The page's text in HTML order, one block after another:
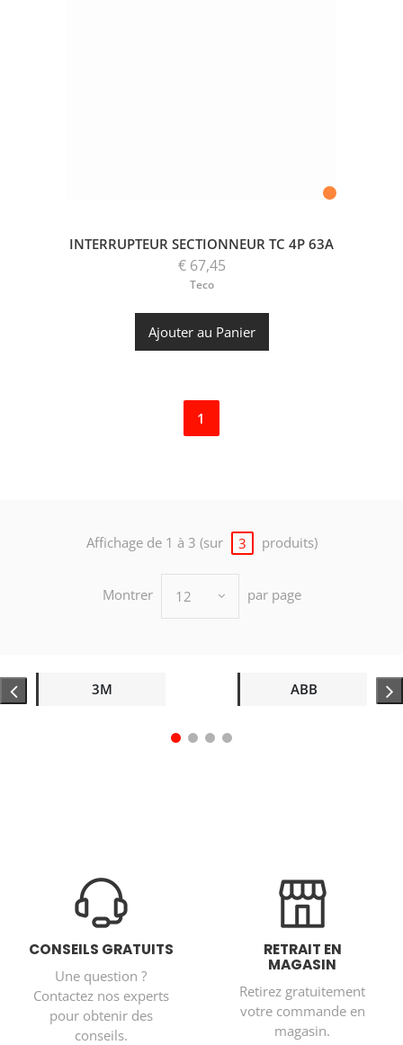
INTERRUPTEUR SECTIONNEUR TC 4P 63A
€ 67,45
Teco
Ajouter au Panier
1
Affichage de 1 à 3 (sur 3 produits)
Montrer 12 par page
3M ABB
CONSEILS GRATUITS
Une question ?
Contactez nos experts
pour obtenir des
conseils.
RETRAIT EN
MAGASIN
Retirez gratuitement
votre commande en
magasin.